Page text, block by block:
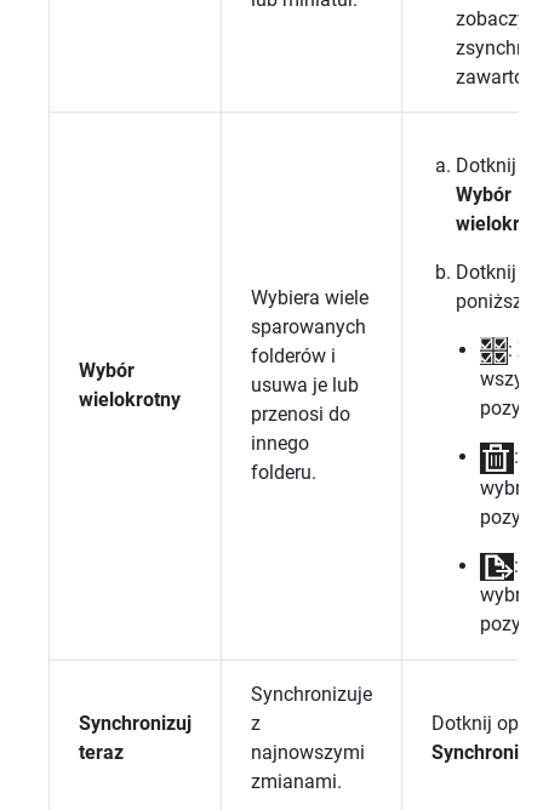
zobaczyć
Wybór
wielokrotny
Wybiera wiele
sparowanych
folderów i
usuwa je lub
przenosi do
innego
folderu.
Dotknij
Wybór
Dotknij
:
:
:
Synchronizuj
teraz
Synchronizuje
z
najnowszymi
zmianami.
Dotknij opcji